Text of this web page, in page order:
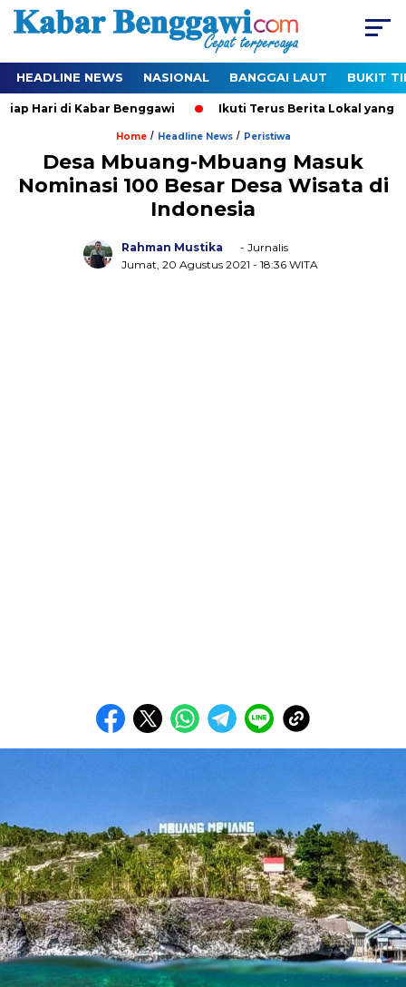
HEADLINE NEWS NASIONAL BANGGAI LAUT BUKIT
di Kabar Benggawi Ikuti Terus Berita Lokal yang Ter-
Home/ Headline News/ Peristiwa
Desa Mbuang-Mbuang Masuk
Nominasi 100 Besar Desa Wisata di
Indonesia
Rahman Mustika
- Jurnalis
Jumat, 20 Agustus 2021 - 18:36 WITA